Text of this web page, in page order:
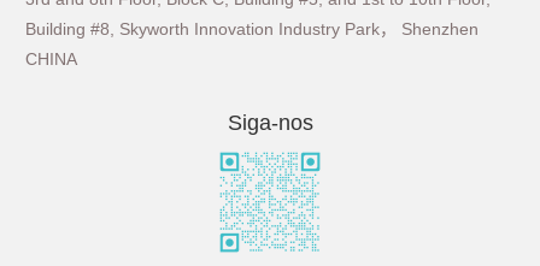
Building #8, Skyworth Innovation Industry Park， Shenzhen
CHINA
Siga-nos